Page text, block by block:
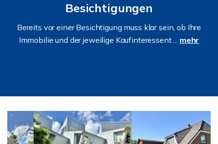
Besichtigungen
Bereits vor einer Besichtigung muss klar sein, ob Ihre
Immobilie und der jeweilige Kaufinteressent ... mehr